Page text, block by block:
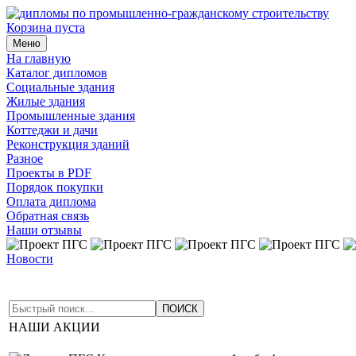
Корзина пуста
Меню
На главную
Каталог дипломов
Социальные здания
Жилые здания
Промышленные здания
Коттеджи и дачи
Реконструкция зданий
Разное
Проекты в PDF
Порядок покупки
Оплата диплома
Обратная связь
Наши отзывы
Новости
проекты в раздел "Жилые здания" 01 мая 2026
НАШИ АКЦИИ